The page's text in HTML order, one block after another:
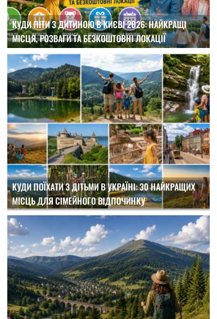
КУДИ ПІТИ З ДИТИНОЮ В КИЄВІ 2026: НАЙКРАЩІ
МІСЦЯ, РОЗВАГИ ТА БЕЗКОШТОВНІ ЛОКАЦІЇ
КУДИ ПОЇХАТИ З ДІТЬМИ В УКРАЇНІ: 30 НАЙКРАЩИХ
МІСЦЬ ДЛЯ СІМЕЙНОГО ВІДПОЧИНКУ